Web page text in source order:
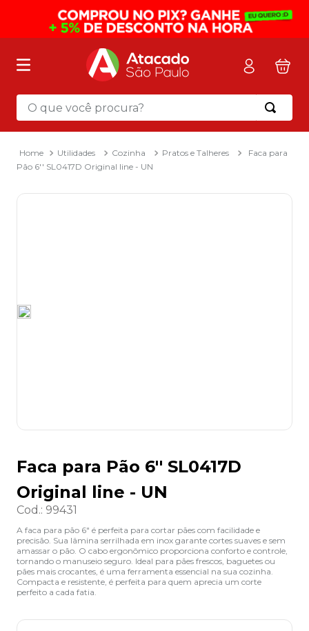
O que você procura?
Utilidades Cozinha Pratos e Talheres
Faca para
Pão 6'' SL0417D Original line - UN
Faca para Pão 6'' SL0417D
Original line - UN
Cod.: 99431
A faca para pão 6" é perfeita para cortar pães com facilidade e
precisão. Sua lâmina serrilhada em inox garante cortes suaves e sem
amassar o pão. O cabo ergonômico proporciona conforto e controle,
tornando o manuseio seguro. Ideal para pães frescos, baguetes ou
pães mais crocantes, é uma ferramenta essencial na sua cozinha.
Compacta e resistente, é perfeita para quem aprecia um corte
perfeito a cada fatia.
Termos mais buscados
mochila
2º sacola
3º mala
8